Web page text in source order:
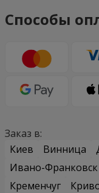
Способы
Заказ в:
Киев
Винница
Ивано-Франковск
Кременчуг